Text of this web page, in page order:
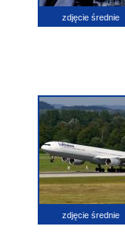
zdjęcie średnie
zdjęcie średnie